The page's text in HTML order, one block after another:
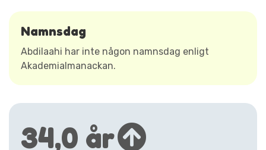
Namnsdag
Abdilaahi har inte någon namnsdag enligt
Akademialmanackan.
34,0 år